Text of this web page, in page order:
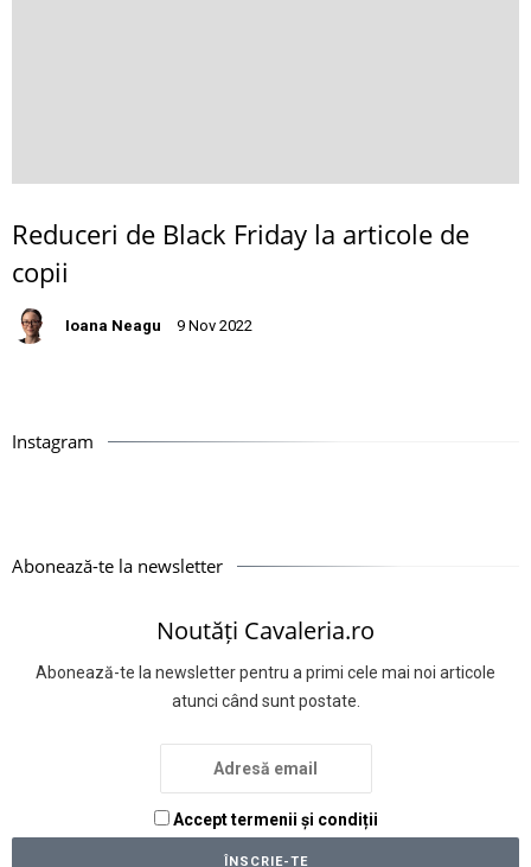
Reduceri de Black Friday la articole de
copii
Ioana Neagu 9 Nov 2022
Instagram
Abonează-te la newsletter
Noutăți Cavaleria.ro
Abonează-te la newsletter pentru a primi cele mai noi articole
atunci când sunt postate.
Accept termenii și condiții